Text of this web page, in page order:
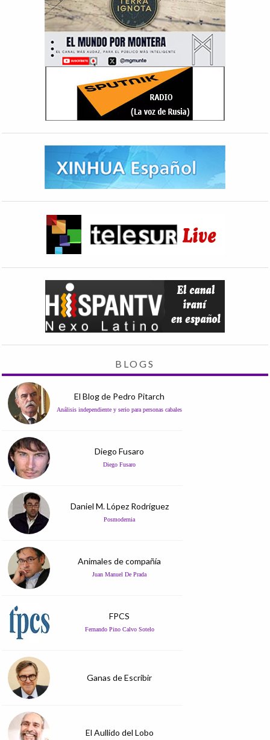
BLOGS
El Blog de Pedro Pitarch
Análisis independiente y serio para personas cabales
Diego Fusaro
Diego Fusaro
Daniel M. López Rodríguez
Posmodernia
Animales de compañía
Juan Manuel De Prada
FPCS
Fernando Pino Calvo Sotelo
Ganas de Escribir
El Aullido del Lobo